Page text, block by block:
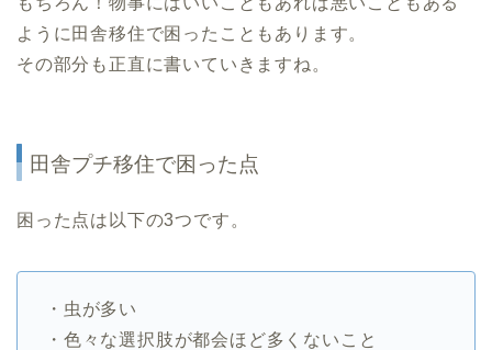
ように田舎移住で困ったこともあります。
その部分も正直に書いていきますね。
田舎プチ移住で困った点
困った点は以下の3つです。
・虫が多い
・色々な選択肢が都会ほど多くないこと